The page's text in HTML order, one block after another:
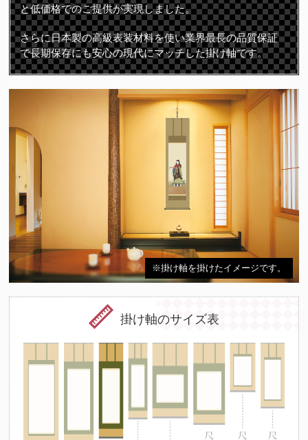
と低価格でのご提供が実現しました。
さらに日本製の高級表装材料を使い業界最長の品質保証
で長期保存にも安心の現代にマッチした掛け軸です。
※掛け軸を掛けたイメージです。
掛け軸のサイズ表